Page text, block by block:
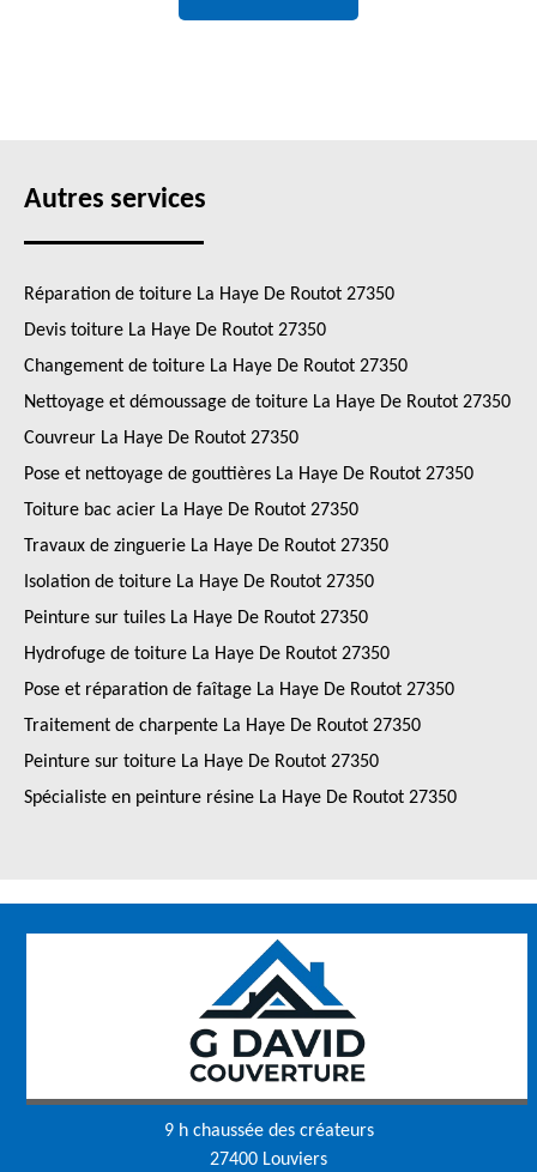
Autres services
Réparation de toiture La Haye De Routot 27350
Devis toiture La Haye De Routot 27350
Changement de toiture La Haye De Routot 27350
Nettoyage et démoussage de toiture La Haye De Routot 27350
Couvreur La Haye De Routot 27350
Pose et nettoyage de gouttières La Haye De Routot 27350
Toiture bac acier La Haye De Routot 27350
Travaux de zinguerie La Haye De Routot 27350
Isolation de toiture La Haye De Routot 27350
Peinture sur tuiles La Haye De Routot 27350
Hydrofuge de toiture La Haye De Routot 27350
Pose et réparation de faîtage La Haye De Routot 27350
Traitement de charpente La Haye De Routot 27350
Peinture sur toiture La Haye De Routot 27350
Spécialiste en peinture résine La Haye De Routot 27350
9 h chaussée des créateurs
27400 Louviers